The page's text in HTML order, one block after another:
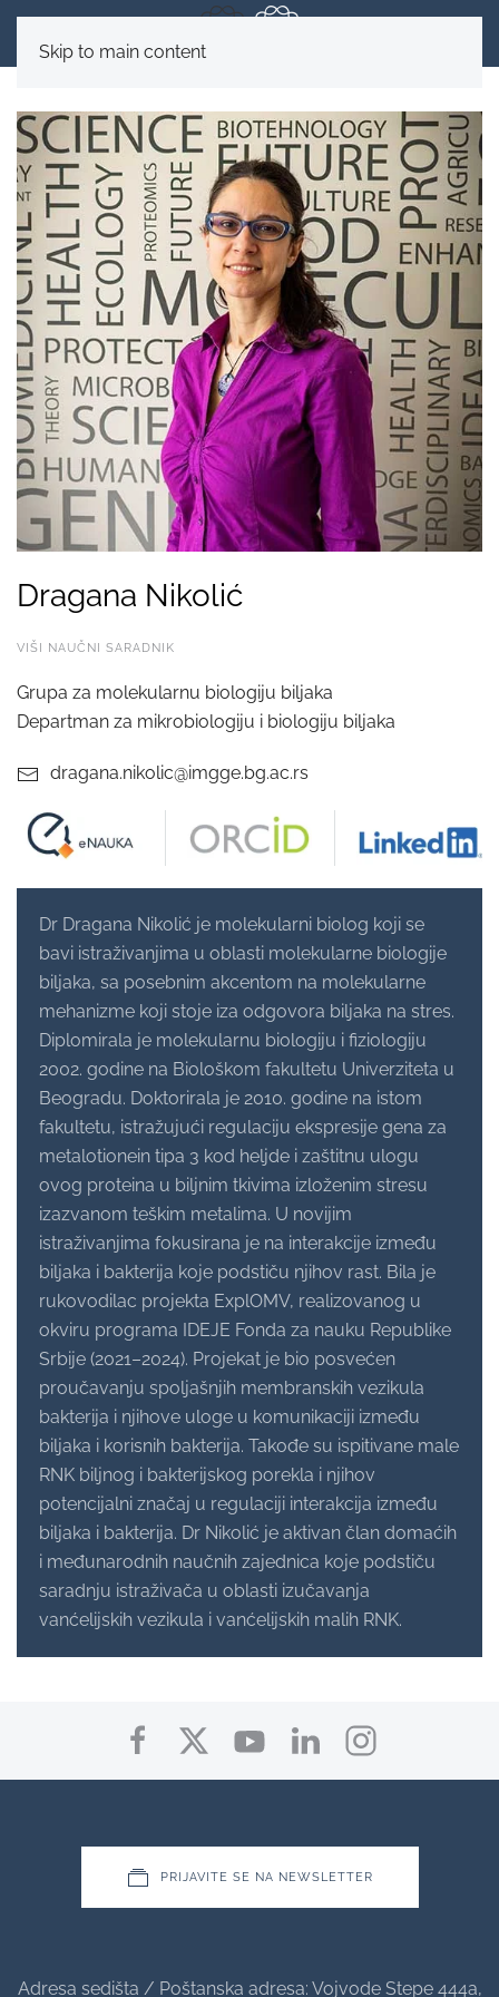
Skip to main content
Dragana Nikolić
VIŠI NAUČNI SARADNIK
Grupa za molekularnu biologiju biljaka
Departman za mikrobiologiju i biologiju biljaka
dragana.nikolic@imgge.bg.ac.rs
Dr Dragana Nikolić je molekularni biolog koji se
bavi istraživanjima u oblasti molekularne biologije
biljaka, sa posebnim akcentom na molekularne
mehanizme koji stoje iza odgovora biljaka na stres.
Diplomirala je molekularnu biologiju i fiziologiju
2002. godine na Biološkom fakultetu Univerziteta u
Beogradu. Doktorirala je 2010. godine na istom
fakultetu, istražujući regulaciju ekspresije gena za
metalotionein tipa 3 kod heljde i zaštitnu ulogu
ovog proteina u biljnim tkivima izloženim stresu
izazvanom teškim metalima. U novijim
istraživanjima fokusirana je na interakcije između
biljaka i bakterija koje podstiču njihov rast. Bila je
rukovodilac projekta ExplOMV, realizovanog u
okviru programa IDEJE Fonda za nauku Republike
Srbije (2021–2024). Projekat je bio posvećen
proučavanju spoljašnjih membranskih vezikula
bakterija i njihove uloge u komunikaciji između
biljaka i korisnih bakterija. Takođe su ispitivane male
RNK biljnog i bakterijskog porekla i njihov
potencijalni značaj u regulaciji interakcija između
biljaka i bakterija. Dr Nikolić je aktivan član domaćih
i međunarodnih naučnih zajednica koje podstiču
saradnju istraživača u oblasti izučavanja
vanćelijskih vezikula i vanćelijskih malih RNK.
PRIJAVITE SE NA NEWSLETTER
Adresa sedišta / Poštanska adresa: Vojvode Stepe 444a,